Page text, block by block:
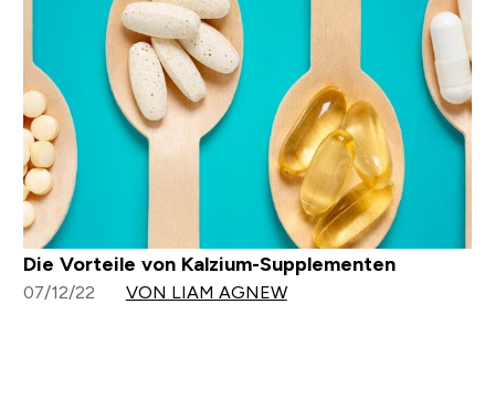
Die Vorteile von Kalzium-Supplementen
07/12/22 VON LIAM AGNEW